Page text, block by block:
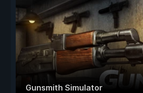
Gunsmith Simulator